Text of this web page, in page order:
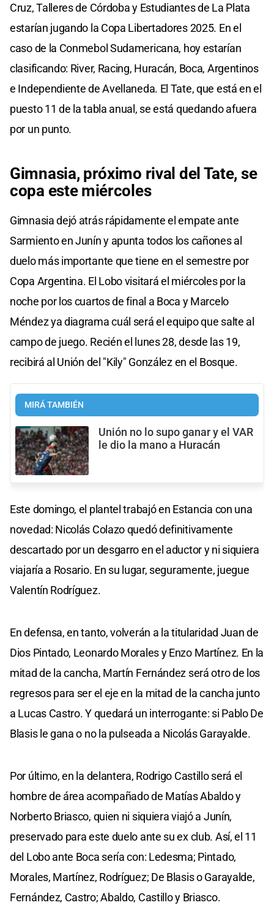
Cruz, Talleres de Córdoba y Estudiantes de La Plata
estarían jugando la Copa Libertadores 2025. En el
caso de la Conmebol Sudamericana, hoy estarían
clasificando: River, Racing, Huracán, Boca, Argentinos
e Independiente de Avellaneda. El Tate, que está en el
puesto 11 de la tabla anual, se está quedando afuera
por un punto.
Gimnasia, próximo rival del Tate, se
copa este miércoles
Gimnasia dejó atrás rápidamente el empate ante
Sarmiento en Junín y apunta todos los cañones al
duelo más importante que tiene en el semestre por
Copa Argentina. El Lobo visitará el miércoles por la
noche por los cuartos de final a Boca y Marcelo
Méndez ya diagrama cuál será el equipo que salte al
campo de juego. Recién el lunes 28, desde las 19,
recibirá al Unión del "Kily" González en el Bosque.
MIRÁ TAMBIÉN
Unión no lo supo ganar y el VAR
le dio la mano a Huracán
Este domingo, el plantel trabajó en Estancia con una
novedad: Nicolás Colazo quedó definitivamente
descartado por un desgarro en el aductor y ni siquiera
viajaría a Rosario. En su lugar, seguramente, juegue
Valentín Rodríguez.
En defensa, en tanto, volverán a la titularidad Juan de
Dios Pintado, Leonardo Morales y Enzo Martínez. En la
mitad de la cancha, Martín Fernández será otro de los
regresos para ser el eje en la mitad de la cancha junto
a Lucas Castro. Y quedará un interrogante: si Pablo De
Blasis le gana o no la pulseada a Nicolás Garayalde.
Por último, en la delantera, Rodrigo Castillo será el
hombre de área acompañado de Matías Abaldo y
Norberto Briasco, quien ni siquiera viajó a Junín,
preservado para este duelo ante su ex club. Así, el 11
del Lobo ante Boca sería con: Ledesma; Pintado,
Morales, Martínez, Rodríguez; De Blasis o Garayalde,
Fernández, Castro; Abaldo, Castillo y Briasco.